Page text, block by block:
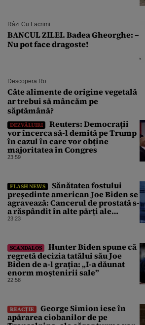
Râzi Cu Lacrimi
BANCUL ZILEI. Badea Gheorghe: –
Nu pot face dragoste!
Descopera.ro
Câte alimente de origine vegetală
ar trebui să mâncăm pe
săptămână?
DEZVĂLUIRI
Reuters: Democrații
vor încerca să-l demită pe Trump
în cazul în care vor obține
majoritatea în Congres
23:59
FLASH NEWS
Sănătatea fostului
președinte american Joe Biden se
agravează: Cancerul de prostată s-
a răspândit în alte părți ale
corpului
23:23
SCANDALOS
Hunter Biden spune că
regretă decizia tatălui său Joe
Biden de a-l grația: „I-a dăunat
enorm moștenirii sale”
22:58
REACȚIE
George Simion iese în
apărarea ciobanilor de pe